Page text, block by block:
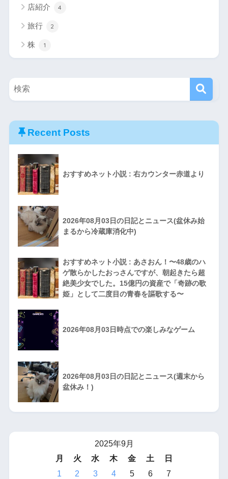
店紹介 4
旅行 2
株 1
Recent Posts
おすすめネット小説 : 右カウンター赤道より
2026年08月03日の日記とニュース(盆休み始
まるから冷蔵庫消化中)
おすすめネット小説 : あさおん！〜48歳のハ
ゲ散らかしたおっさんですが、朝起きたら超
絶美少女でした。15億円の資産で「奇跡の歌
姫」として二度目の青春を謳歌する〜
2026年08月03日時点での楽しみなゲーム
2026年08月03日の日記とニュース(週末から
盆休み！)
2025年9月
月
火 水 木 金 土
日
1
2 3 4 5 6
7